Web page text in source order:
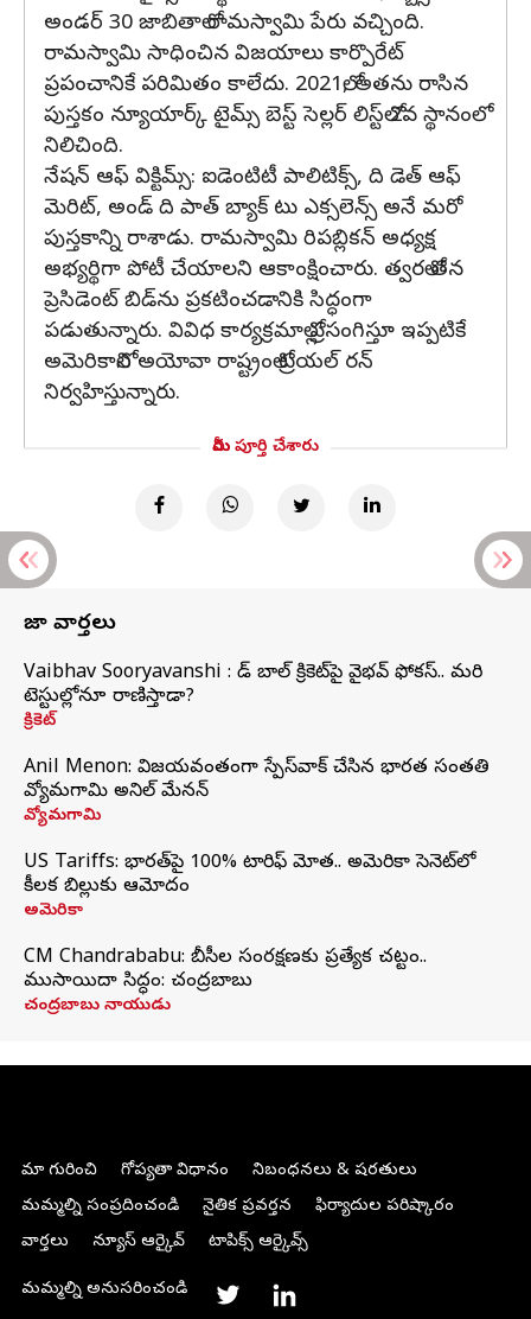
అండర్ 30 జాబితాలో రామస్వామి పేరు వచ్చింది.
రామస్వామి సాధించిన విజయాలు కార్పొరేట్
ప్రపంచానికే పరిమితం కాలేదు. 2021లో, అతను రాసిన
పుస్తకం న్యూయార్క్ టైమ్స్ బెస్ట్ సెల్లర్ లిస్ట్‌లో 2వ స్థానంలో
నిలిచింది.
నేషన్ ఆఫ్ విక్టిమ్స్: ఐడెంటిటీ పాలిటిక్స్, ది డెత్ ఆఫ్
మెరిట్, అండ్ ది పాత్ బ్యాక్ టు ఎక్సలెన్స్ అనే మరో
పుస్తకాన్ని రాశాడు. రామస్వామి రిపబ్లికన్‌ అధ్యక్ష
అభ్యర్థిగా పోటీ చేయాలని ఆకాంక్షించారు. త్వరలో తన
ప్రెసిడెంట్ బిడ్‌ను ప్రకటించడానికి సిద్ధంగా
పడుతున్నారు. వివిధ కార్యక్రమాల్లో ప్రసంగిస్తూ ఇప్పటికే
అమెరికాలోని అయోవా రాష్ట్రంలో ట్రయల్ రన్
నిర్వహిస్తున్నారు.
మీరు పూర్తి చేశారు
తాజా వార్తలు
Vaibhav Sooryavanshi : రెడ్ బాల్ క్రికెట్‌పై వైభవ్ ఫోకస్.. మరి
టెస్టుల్లోనూ రాణిస్తాడా?
క్రికెట్
Anil Menon: విజయవంతంగా స్పేస్‌వాక్‌ చేసిన భారత సంతతి
వ్యోమగామి అనిల్‌ మేనన్
వ్యోమగామి
US Tariffs: భారత్‌పై 100% టారిఫ్‌ మోత.. అమెరికా సెనెట్‌లో
కీలక బిల్లుకు ఆమోదం
అమెరికా
CM Chandrababu: బీసీల సంరక్షణకు ప్రత్యేక చట్టం..
ముసాయిదా సిద్ధం: చంద్రబాబు
చంద్రబాబు నాయుడు
మా గురించి గోప్యతా విధానం
నిబంధనలు & షరతులు
మమ్మల్ని సంప్రదించండి
నైతిక ప్రవర్తన
ఫిర్యాదుల పరిష్కారం
వార్తలు
న్యూస్ ఆర్కైవ్ టాపిక్స్ ఆర్కైవ్స్
మమ్మల్ని అనుసరించండి